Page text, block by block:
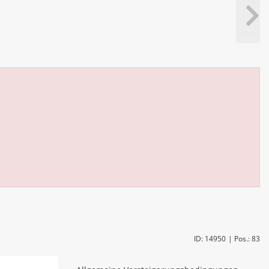
ID: 14950 | Pos.: 83